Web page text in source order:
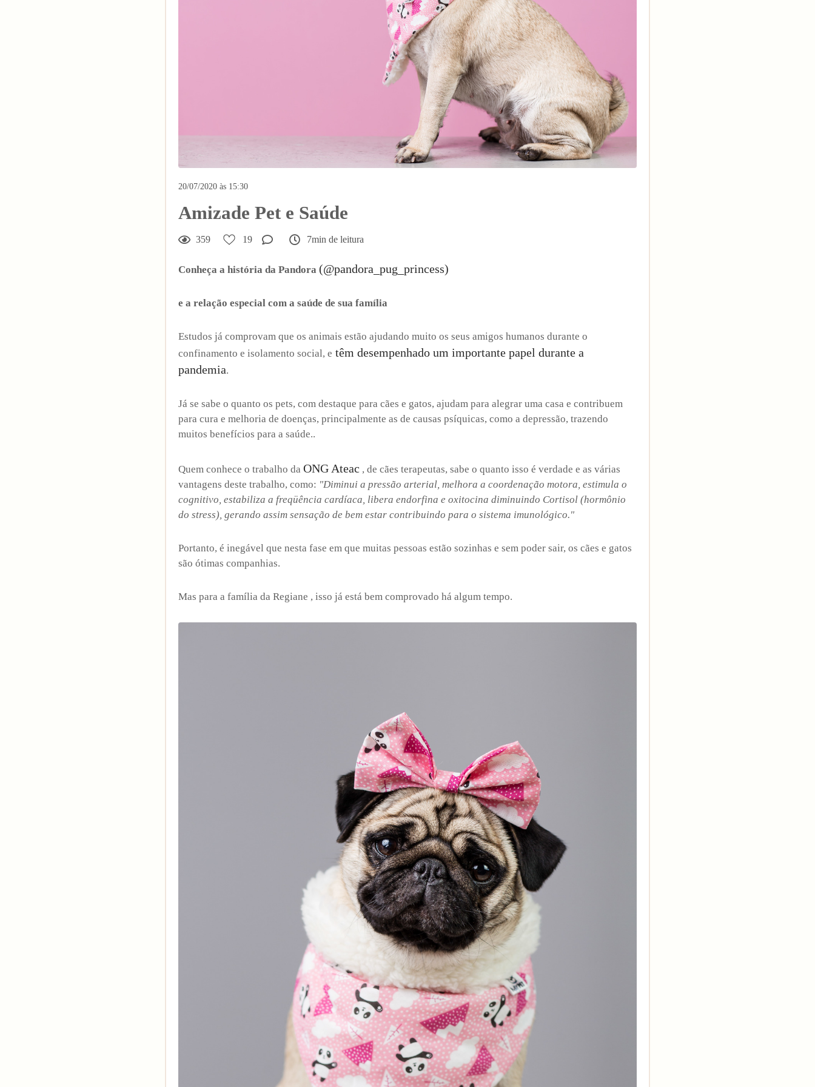
20/07/2020 às 15:30
Amizade Pet e Saúde
359 19 7min de leitura
Conheça a história da Pandora (@pandora_pug_princess)
e a relação especial com a saúde de sua família
Estudos já comprovam que os animais estão ajudando muito os seus amigos humanos durante o
confinamento e isolamento social, e têm desempenhado um importante papel durante a
pandemia.
Já se sabe o quanto os pets, com destaque para cães e gatos, ajudam para alegrar uma casa e contribuem
para cura e melhoria de doenças, principalmente as de causas psíquicas, como a depressão, trazendo
muitos benefícios para a saúde..
Quem conhece o trabalho da ONG Ateac , de cães terapeutas, sabe o quanto isso é verdade e as várias
vantagens deste trabalho, como: "Diminui a pressão arterial, melhora a coordenação motora, estimula o
cognitivo, estabiliza a freqüência cardíaca, libera endorfina e oxitocina diminuindo Cortisol (hormônio
do stress), gerando assim sensação de bem estar contribuindo para o sistema imunológico."
Portanto, é inegável que nesta fase em que muitas pessoas estão sozinhas e sem poder sair, os cães e gatos
são ótimas companhias.
Mas para a família da Regiane , isso já está bem comprovado há algum tempo.